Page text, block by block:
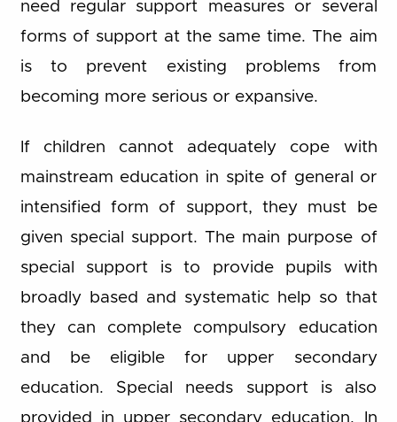
need regular support measures or several
forms of support at the same time. The aim
is to prevent existing problems from
becoming more serious or expansive.
If children cannot adequately cope with
mainstream education in spite of general or
intensified form of support, they must be
given special support. The main purpose of
special support is to provide pupils with
broadly based and systematic help so that
they can complete compulsory education
and be eligible for upper secondary
education. Special needs support is also
provided in upper secondary education. In